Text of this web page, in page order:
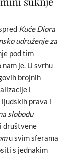
Kuće Diora
udruženje za
pod tim
je. U svrhu
brojnih
i
prava i
slobodu
društvene
u svim sferama
s jednakim